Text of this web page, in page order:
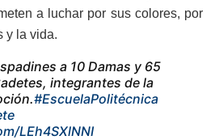
a luchar por sus colores, por
y la vida.
a 10 Damas y 65
integrantes de la
#EscuelaPolitécnica
LEh4SXlNNI